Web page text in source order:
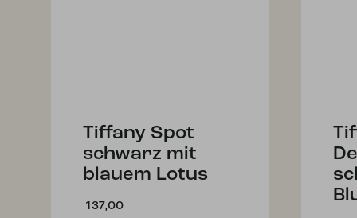
Tiffany Spot
schwarz mit
blauem Lotus
137,00